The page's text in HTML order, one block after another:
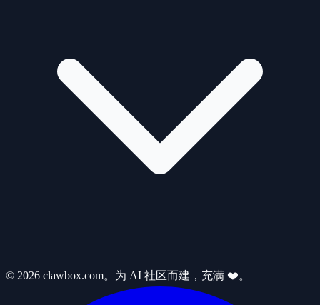
© 2026 clawbox.com。为 AI 社区而建，充满 ❤️。